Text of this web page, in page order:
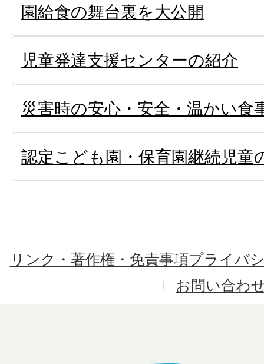
園給食の舞台裏を大公開
児童発達支援センターの紹介
災害時の安心・安全・温かい食
認定こども園・保育園継続児童
リンク・著作権・免責事項プライバ
お問い合わ